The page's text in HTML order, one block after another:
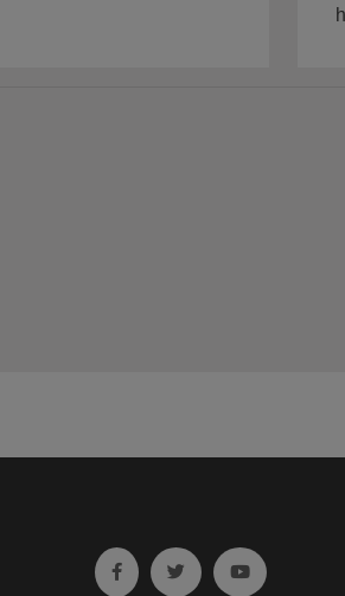
Ir a facebook (abre en
Ir a twitter (abre en
Ir a